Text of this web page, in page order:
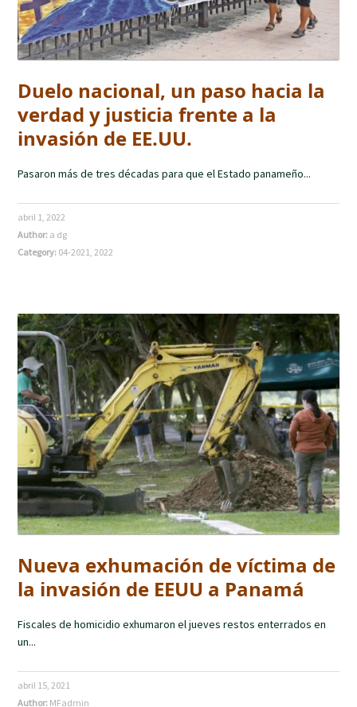
Duelo nacional, un paso hacia la
verdad y justicia frente a la
invasión de EE.UU.
Pasaron más de tres décadas para que el Estado panameño...
abril 1, 2022
Author: a dg
Category: 04-2021,2022
Nueva exhumación de víctima de
la invasión de EEUU a Panamá
Fiscales de homicidio exhumaron el jueves restos enterrados en
un...
abril 15, 2021
Author: MFadmin